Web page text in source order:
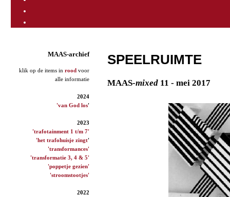
MAAS-archief
klik op de items in rood voor
alle informatie
2024
'van God los'
2023
'trafotainment 1 t/m 7'
'het trafohuisje zingt'
'transformances'
'transformatie 3, 4 & 5'
'poppetje gezien'
'stroomstootjes'
2022
SPEELRUIMTE
MAAS-mixed 11 - mei 2017